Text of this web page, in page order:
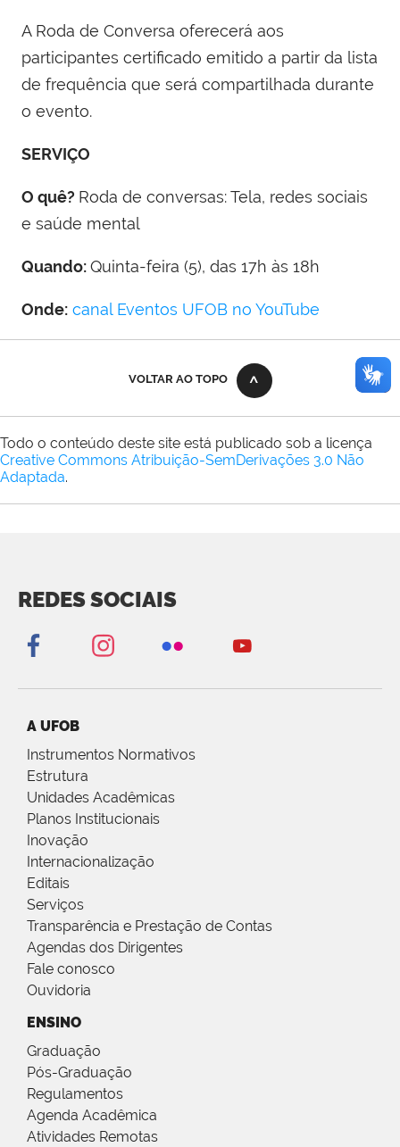
A Roda de Conversa oferecerá aos
participantes certificado emitido a partir da lista
de frequência que será compartilhada durante
o evento.
SERVIÇO
O quê? Roda de conversas: Tela, redes sociais
e saúde mental
Quando:Quinta-feira (5), das 17h às 18h
Onde: canal Eventos UFOB no YouTube
VOLTAR AO TOPO
Todo o conteúdo deste site está publicado sob a licença
Creative Commons Atribuição-SemDerivações 3.0 Não
Adaptada.
REDES SOCIAIS
A UFOB
Instrumentos Normativos
Estrutura
Unidades Acadêmicas
Planos Institucionais
Inovação
Internacionalização
Editais
Serviços
Transparência e Prestação de Contas
Agendas dos Dirigentes
Fale conosco
Ouvidoria
ENSINO
Graduação
Pós-Graduação
Regulamentos
Agenda Acadêmica
Atividades Remotas